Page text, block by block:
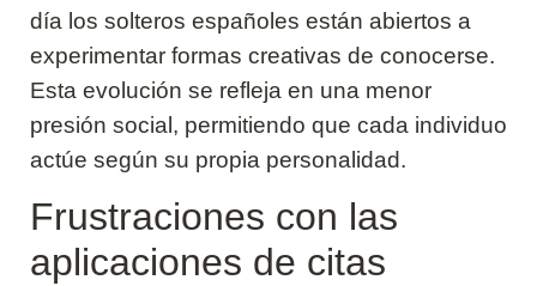
día los solteros españoles están abiertos a
experimentar formas creativas de conocerse.
Esta evolución se refleja en una menor
presión social, permitiendo que cada individuo
actúe según su propia personalidad.
Frustraciones con las
aplicaciones de citas